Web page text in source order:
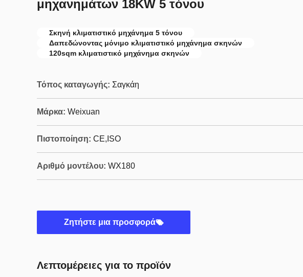
μηχανημάτων 18KW 5 τόνου
Σκηνή κλιματιστικό μηχάνημα 5 τόνου
Δαπεδώνοντας μόνιμο κλιματιστικό μηχάνημα σκηνών
120sqm κλιματιστικό μηχάνημα σκηνών
Τόπος καταγωγής: Σαγκάη
Μάρκα: Weixuan
Πιστοποίηση: CE,ISO
Αριθμό μοντέλου: WX180
Ζητήστε μια προσφορά
Λεπτομέρειες για το προϊόν